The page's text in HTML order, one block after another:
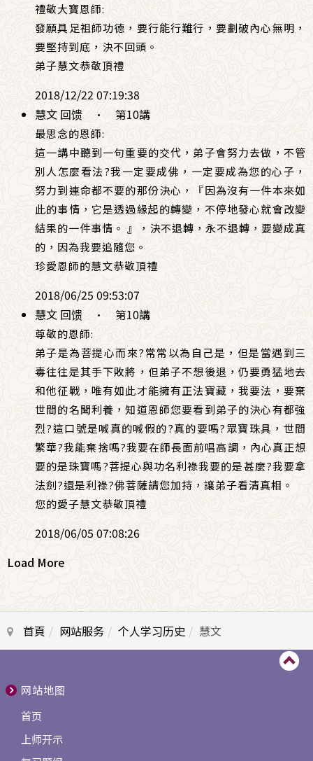
禮敬大寶恩師:
發願具足祖師功德，要行能行難行，要劃破內心無明，
要堅持到底，決不回頭。
弟子慧文恭敬頂禮
2018/12/22 07:19:38
慧文 回馈
· 第10講
最思念的恩師:
這一講中聽到一句重要的交代，弟子會努力去做，不管
別人怎麼看法?我一定要成佛，一定要成為您的心子，
努力到連命都不要的那份決心，『因為沒有一件本來如
此的事情，它是透過緣起的轉變，不停地發心就會改變
結果的一件事情。 』，決不退轉，永不退轉，要變成真
的，因為我要追隨您。
珍愛恩師的慧文恭敬頂禮
2018/06/25 09:53:07
慧文 回馈
· 第10講
尊敬的恩師:
弟子是為菩提心而來?常常以為自己是，但是當遇到三
毒往往是其手下敗將，但弟子不想後退，仍要勇猛地去
和他征戰，唯有如此才能擁有正法寶藏，我要法，要棄
世間的名聞利養，知道恩師您要看到弟子的決心有都強
烈?這口號是喊真的喊假的?真的要嗎?眾寶珠具，世間
繁華?我能棄捨嗎?我要在師長面前唱高調，內心真正想
要的是珠寶嗎?菩提心與功名利祿我要的是甚麼?我要拿
法劍?還是利祿?佛菩薩請您加持，讓弟子看清真相。
您的愛子慧文恭敬頂禮
2018/06/05 07:08:26
Load More
首頁 网站服务 个人学习历史 慧文
网站地图
首页
上师开示